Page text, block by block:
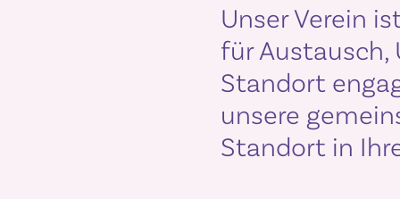
Unser Verein
für
Standort
unsere
Standort in